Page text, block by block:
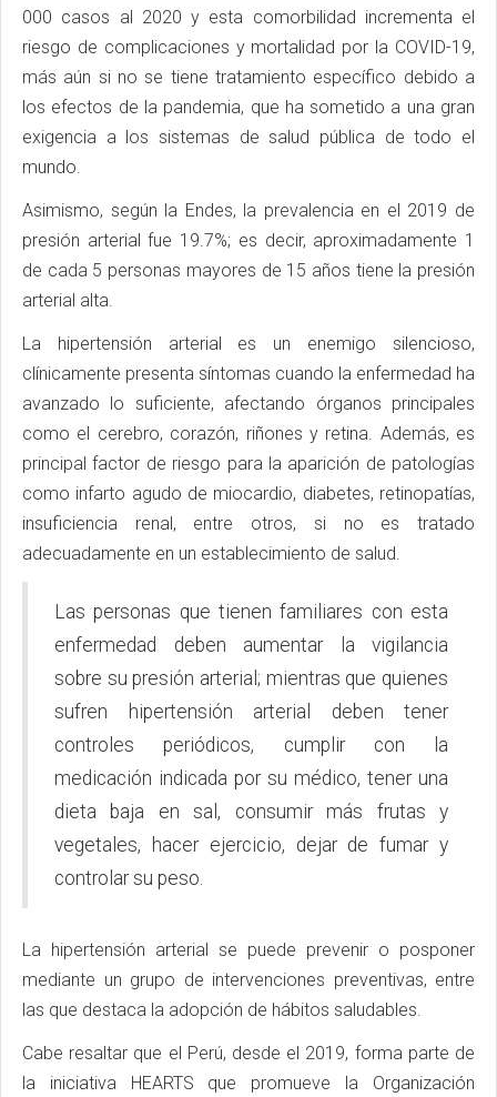
000 casos al 2020 y esta comorbilidad incrementa el
riesgo de complicaciones y mortalidad por la COVID-19,
más aún si no se tiene tratamiento específico debido a
los efectos de la pandemia, que ha sometido a una gran
exigencia a los sistemas de salud pública de todo el
mundo.
Asimismo, según la Endes, la prevalencia en el 2019 de
presión arterial fue 19.7%; es decir, aproximadamente 1
de cada 5 personas mayores de 15 años tiene la presión
arterial alta.
La hipertensión arterial es un enemigo silencioso,
clínicamente presenta síntomas cuando la enfermedad ha
avanzado lo suficiente, afectando órganos principales
como el cerebro, corazón, riñones y retina. Además, es
principal factor de riesgo para la aparición de patologías
como infarto agudo de miocardio, diabetes, retinopatías,
insuficiencia renal, entre otros, si no es tratado
adecuadamente en un establecimiento de salud.
Las personas que tienen familiares con esta
enfermedad deben aumentar la vigilancia
sobre su presión arterial; mientras que quienes
sufren hipertensión arterial deben tener
controles periódicos, cumplir con la
medicación indicada por su médico, tener una
dieta baja en sal, consumir más frutas y
vegetales, hacer ejercicio, dejar de fumar y
controlar su peso.
La hipertensión arterial se puede prevenir o posponer
mediante un grupo de intervenciones preventivas, entre
las que destaca la adopción de hábitos saludables.
Cabe resaltar que el Perú, desde el 2019, forma parte de
la iniciativa HEARTS que promueve la Organización